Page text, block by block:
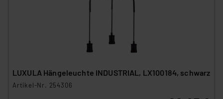
„Einige Drittanbieter verarbeiten personenbezogene
Daten in den USA. Ihre Einwilligung zur Einbindung von
die Verarbeitung Ihrer Daten in den USA gemäß Art. 49
(1) lit. a DSGVO. Nähere Infos zu diesen Drittanbietern
LUXULA Hängeleuchte INDUSTRIAL, LX100184, schwarz
Artikel-Nr. 254306